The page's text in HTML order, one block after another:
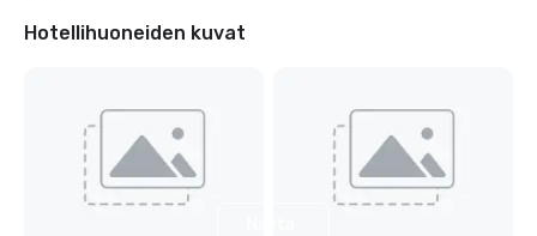
Hotellihuoneiden kuvat